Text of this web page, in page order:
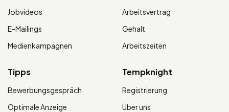
Jobvideos
E-Mailings
Medienkampagnen
Arbeitsvertrag
Gehalt
Arbeitszeiten
Tipps
Bewerbungsgespräch
Optimale Anzeige
Tempknight
Registrierung
Über uns